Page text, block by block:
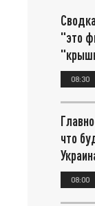
"это
08:30
что
08:00